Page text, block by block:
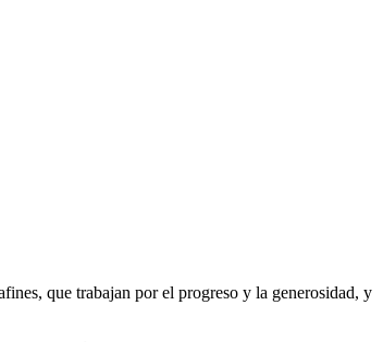
que trabajan por el progreso y la generosidad, y